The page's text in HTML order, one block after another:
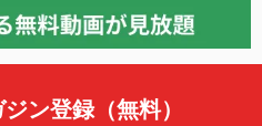
ン登録（無料）